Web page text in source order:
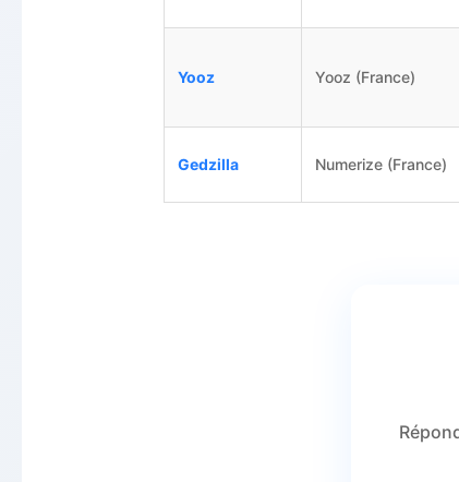
Yooz Yooz (France)
Gedzilla Numerize (France)